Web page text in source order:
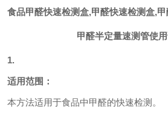
食品甲醛快速检测盒,甲醛快速检测盒,
甲醛半定量速测管使
1.
适用范围：
本方法适用于食品中甲醛的快速检测。